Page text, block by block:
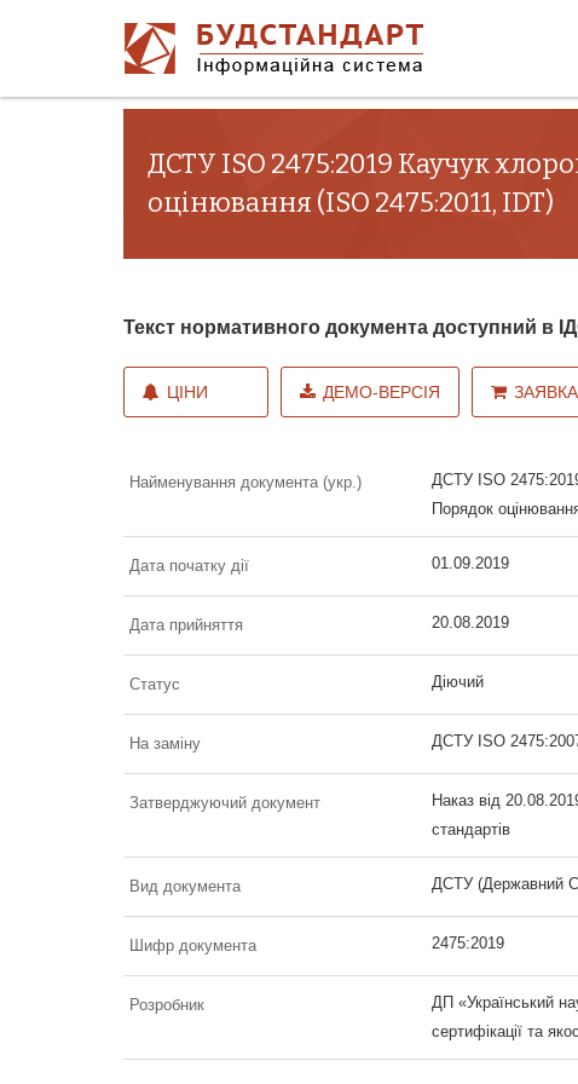
ДСТУ ISO 2475:2019 Каучук
оцінювання (ISO 2475:2011, IDT)
Текст нормативного документа доступний в
ЦІНИ ДЕМО-ВЕРСІЯ
Найменування документа (укр.)
ДСТУ ISO
Порядок
Дата початку дії 01.09.2019
Дата прийняття 20.08.2019
Статус Діючий
На заміну ДСТУ ISO
Затверджуючий документ
Наказ від
стандартів
Вид документа ДСТУ (Державний
Шифр документа 2475:2019
Розробник
ДП «Український
сертифікації та